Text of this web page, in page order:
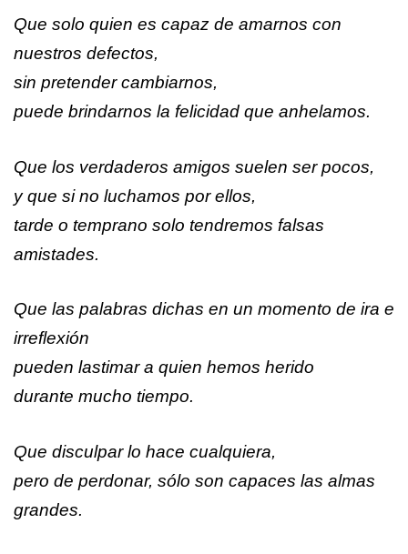
Que solo quien es capaz de amarnos con
nuestros defectos,
sin pretender cambiarnos,
puede brindarnos la felicidad que anhelamos.
Que los verdaderos amigos suelen ser pocos,
y que si no luchamos por ellos,
tarde o temprano solo tendremos falsas
amistades.
Que las palabras dichas en un momento de ira e
irreflexión
pueden lastimar a quien hemos herido
durante mucho tiempo.
Que disculpar lo hace cualquiera,
pero de perdonar, sólo son capaces las almas
grandes.